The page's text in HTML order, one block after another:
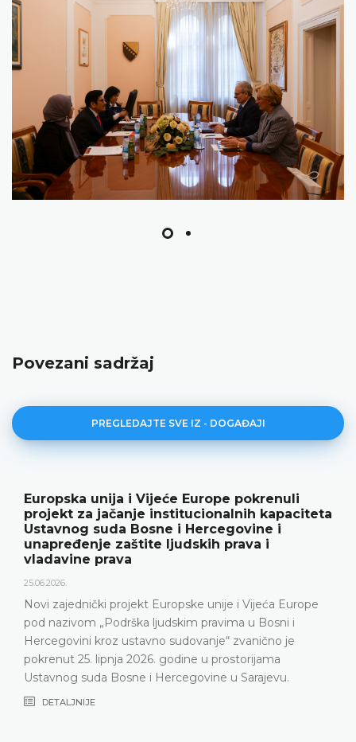
Povezani sadržaj
PREGLEDAJTE SVE IZ - DOGAĐAJI
Europska unija i Vijeće Europe pokrenuli
projekt za jačanje institucionalnih kapaciteta
Ustavnog suda Bosne i Hercegovine i
unapređenje zaštite ljudskih prava i
vladavine prava
25.06.2026.
Novi zajednički projekt Europske unije i Vijeća Europe
pod nazivom „Podrška ljudskim pravima u Bosni i
Hercegovini kroz ustavno sudovanje“ zvanično je
pokrenut 25. lipnja 2026. godine u prostorijama
Ustavnog suda Bosne i Hercegovine u Sarajevu.
DETALJNIJE